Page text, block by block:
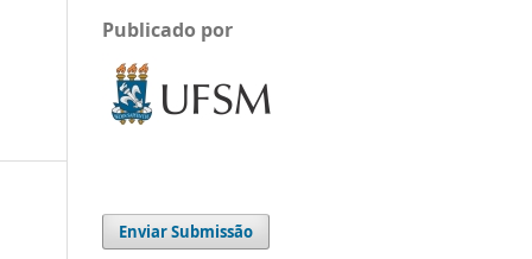
Publicado por
Enviar Submissão